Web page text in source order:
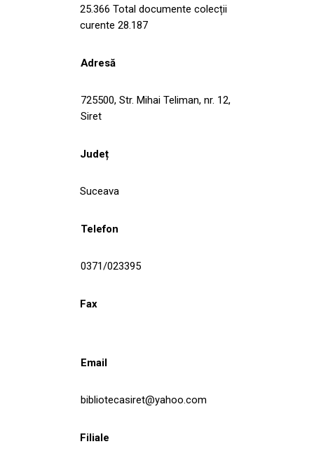
25.366 Total documente colecții
curente 28.187
Adresă
725500, Str. Mihai Teliman, nr. 12,
Siret
Județ
Suceava
Telefon
0371/023395
Fax
Email
bibliotecasiret@yahoo.com
Filiale